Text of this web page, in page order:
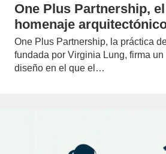
One Plus Partnership,
homenaje
One Plus Partnership, la práctica
fundada por Virginia Lung, firma
diseño en el que el…